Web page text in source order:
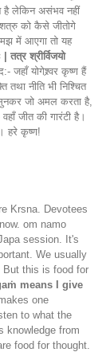
है लेकिन असंभव नहीं
को कैसे जीतोगे
में आएगा तो यह
| तत्र श्रीर्विजयो
जहाँ योगेश्र्वर कृष्ण हैं
तथा नीति भी निश्चित
जो अमल करता है,
जीत की गारंटी है।
हरे कृष्ण!
Krsna. Devotees
om namo
session. It's
We usually
But this is food for
means I give
one
to what the
knowledge from
food for thought.